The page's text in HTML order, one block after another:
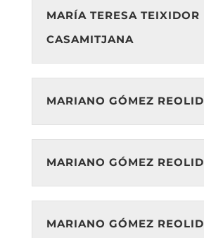
MARÍA TERESA TEIXIDOR
CASAMITJANA
MARIANO GÓMEZ REOLID
MARIANO GÓMEZ REOLID
MARIANO GÓMEZ REOLID